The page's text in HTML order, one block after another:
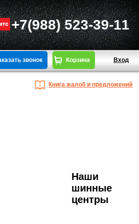
+7(988) 523-39-11
Вход
Корзина
звонок
Книга жалоб и предложений
Наши
шинные
центры